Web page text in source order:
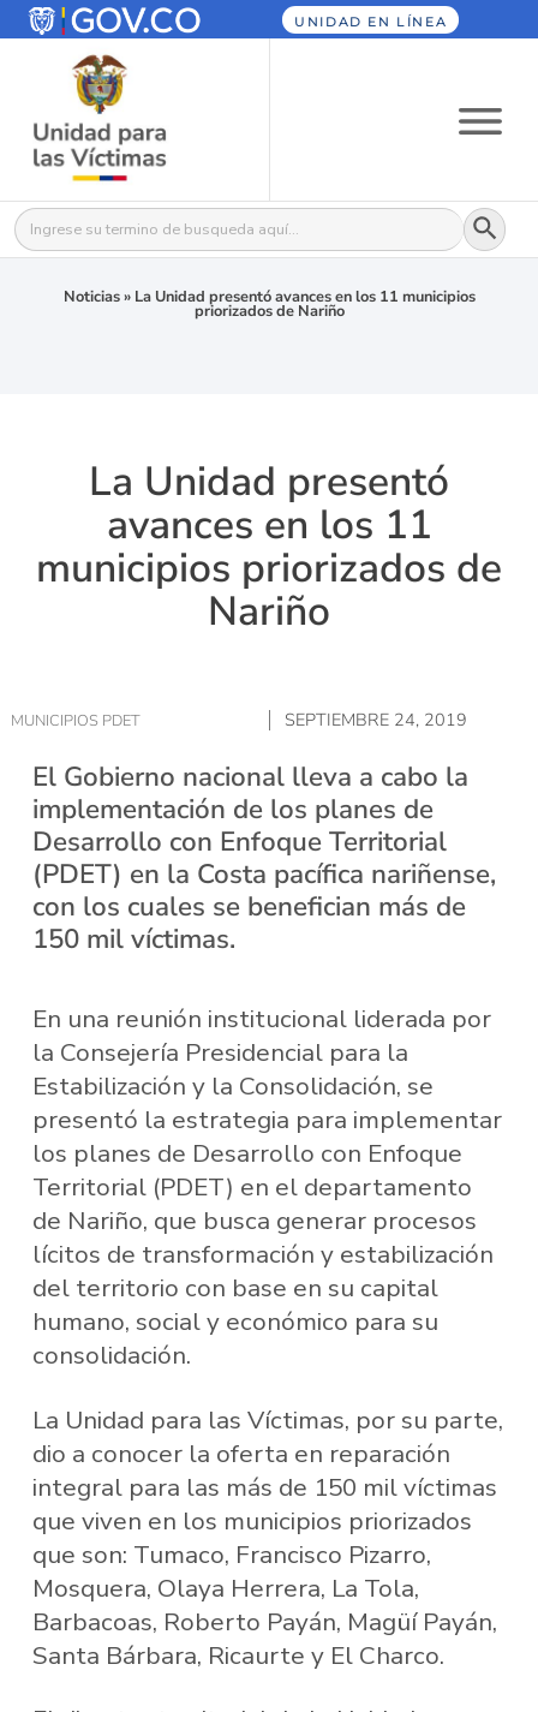
UNIDAD EN LÍNEA
Buscar: Botón
Noticias» La Unidad presentó avances en los 11 municipios
priorizados de Nariño
La Unidad presentó
avances en los 11
municipios priorizados de
Nariño
MUNICIPIOS PDET SEPTIEMBRE 24, 2019
El Gobierno nacional lleva a cabo la
implementación de los planes de
Desarrollo con Enfoque Territorial
(PDET) en la Costa pacífica nariñense,
con los cuales se benefician más de
150 mil víctimas.
En una reunión institucional liderada por
la Consejería Presidencial para la
Estabilización y la Consolidación, se
presentó la estrategia para implementar
los planes de Desarrollo con Enfoque
Territorial (PDET) en el departamento
de Nariño, que busca generar procesos
lícitos de transformación y estabilización
del territorio con base en su capital
humano, social y económico para su
consolidación.
La Unidad para las Víctimas, por su parte,
dio a conocer la oferta en reparación
integral para las más de 150 mil víctimas
que viven en los municipios priorizados
que son: Tumaco, Francisco Pizarro,
Mosquera, Olaya Herrera, La Tola,
Barbacoas, Roberto Payán, Magüí Payán,
Santa Bárbara, Ricaurte y El Charco.